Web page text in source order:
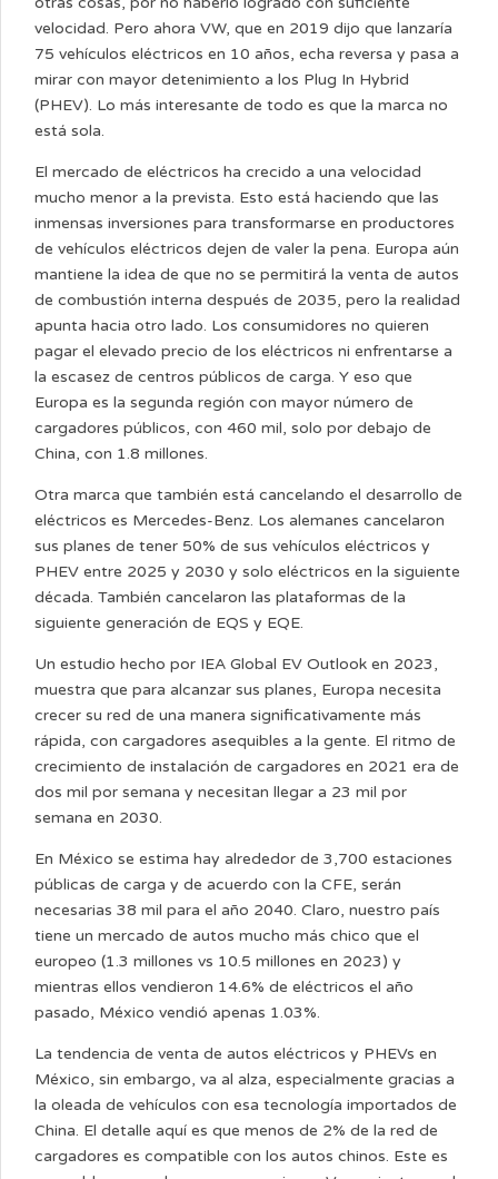
velocidad. Pero ahora VW, que en 2019 dijo que lanzaría
75 vehículos eléctricos en 10 años, echa reversa y pasa a
mirar con mayor detenimiento a los Plug In Hybrid
(PHEV). Lo más interesante de todo es que la marca no
está sola.
El mercado de eléctricos ha crecido a una velocidad
mucho menor a la prevista. Esto está haciendo que las
inmensas inversiones para transformarse en productores
de vehículos eléctricos dejen de valer la pena. Europa aún
mantiene la idea de que no se permitirá la venta de autos
de combustión interna después de 2035, pero la realidad
apunta hacia otro lado. Los consumidores no quieren
pagar el elevado precio de los eléctricos ni enfrentarse a
la escasez de centros públicos de carga. Y eso que
Europa es la segunda región con mayor número de
cargadores públicos, con 460 mil, solo por debajo de
China, con 1.8 millones.
Otra marca que también está cancelando el desarrollo de
eléctricos es Mercedes-Benz. Los alemanes cancelaron
sus planes de tener 50% de sus vehículos eléctricos y
PHEV entre 2025 y 2030 y solo eléctricos en la siguiente
década. También cancelaron las plataformas de la
siguiente generación de EQS y EQE.
Un estudio hecho por IEA Global EV Outlook en 2023,
muestra que para alcanzar sus planes, Europa necesita
crecer su red de una manera significativamente más
rápida, con cargadores asequibles a la gente. El ritmo de
crecimiento de instalación de cargadores en 2021 era de
dos mil por semana y necesitan llegar a 23 mil por
semana en 2030.
En México se estima hay alrededor de 3,700 estaciones
públicas de carga y de acuerdo con la CFE, serán
necesarias 38 mil para el año 2040. Claro, nuestro país
tiene un mercado de autos mucho más chico que el
europeo (1.3 millones vs 10.5 millones en 2023) y
mientras ellos vendieron 14.6% de eléctricos el año
pasado, México vendió apenas 1.03%.
La tendencia de venta de autos eléctricos y PHEVs en
México, sin embargo, va al alza, especialmente gracias a
la oleada de vehículos con esa tecnología importados de
China. El detalle aquí es que menos de 2% de la red de
cargadores es compatible con los autos chinos. Este es